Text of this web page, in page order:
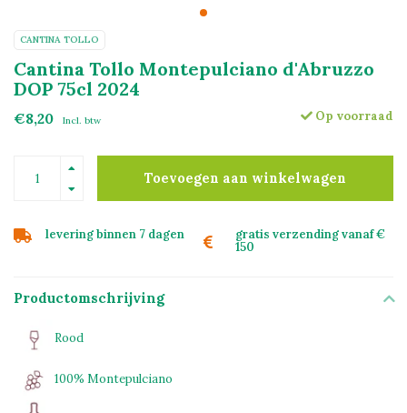
CANTINA TOLLO
Cantina Tollo Montepulciano d'Abruzzo
DOP 75cl 2024
€8,20 Incl. btw Op voorraad
Toevoegen aan winkelwagen
levering binnen 7 dagen
gratis verzending vanaf €
150
Productomschrijving
Rood
100% Montepulciano